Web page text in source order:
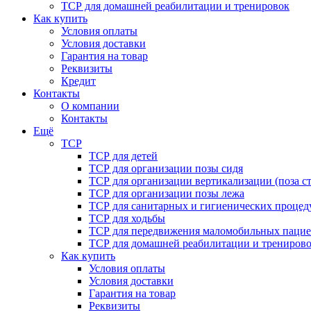
ТСР для домашней реабилитации и тренировок
Как купить
Условия оплаты
Условия доставки
Гарантия на товар
Реквизиты
Кредит
Контакты
О компании
Контакты
Ещё
ТСР
ТСР для детей
ТСР для организации позы сидя
ТСР для организации вертикализации (поза
ТСР для организации позы лежа
ТСР для санитарных и гигиенических
ТСР для ходьбы
ТСР для передвижения маломобильных
ТСР для домашней реабилитации и
Как купить
Условия оплаты
Условия доставки
Гарантия на товар
Реквизиты